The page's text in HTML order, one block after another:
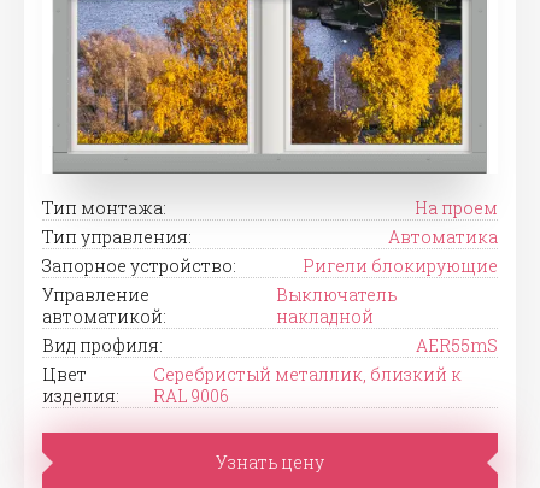
Тип монтажа:
На проем
Тип управления:
Автоматика
Запорное устройство:
Ригели блокирующие
Управление
автоматикой:
Выключатель
накладной
Вид профиля:
AER55mS
Цвет
изделия:
Серебристый металлик, близкий к
RAL 9006
Узнать цену